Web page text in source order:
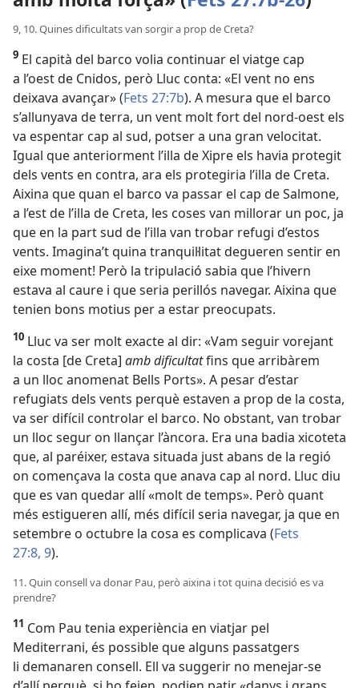
9, 10. Quines dificultats van sorgir a prop de Creta?
9 El capità del barco volia continuar el viatge cap
a l’oest de Cnidos, però Lluc conta: «El vent no ens
deixava avançar» (Fets 27:7b). A mesura que el barco
s’allunyava de terra, un vent molt fort del nord-oest els
va espentar cap al sud, potser a una gran velocitat.
Igual que anteriorment l’illa de Xipre els havia protegit
dels vents en contra, ara els protegiria l’illa de Creta.
Aixina que quan el barco va passar el cap de Salmone,
a l’est de l’illa de Creta, les coses van millorar un poc, ja
que en la part sud de l’illa van trobar refugi d’estos
vents. Imagina’t quina tranquil·litat degueren sentir en
eixe moment! Però la tripulació sabia que l’hivern
estava al caure i que seria perillós navegar. Aixina que
tenien bons motius per a estar preocupats.
10 Lluc va ser molt exacte al dir: «Vam seguir vorejant
la costa [de Creta] amb dificultatfins que arribàrem
a un lloc anomenat Bells Ports». A pesar d’estar
refugiats dels vents perquè estaven a prop de la costa,
va ser difícil controlar el barco. No obstant, van trobar
un lloc segur on llançar l’àncora. Era una badia xicoteta
que, al paréixer, estava situada just abans de la regió
on començava la costa que anava cap al nord. Lluc diu
que es van quedar allí «molt de temps». Però quant
més estigueren allí, més difícil seria navegar, ja que en
setembre o octubre la cosa es complicava (Fets
27:8, 9).
11. Quin consell va donar Pau, però aixina i tot quina decisió es va
prendre?
11 Com Pau tenia experiència en viatjar pel
Mediterrani, és possible que alguns passatgers
li demanaren consell. Ell va suggerir no menejar-se